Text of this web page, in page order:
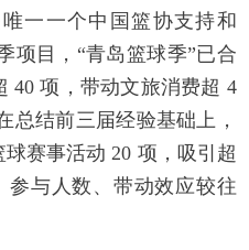
一一个中国篮协支持和
项目，“青岛篮球季”已合
40 项，带动文旅消费超 4
总结前三届经验基础上，
赛事活动 20 项，吸引超
参与人数、带动效应较往